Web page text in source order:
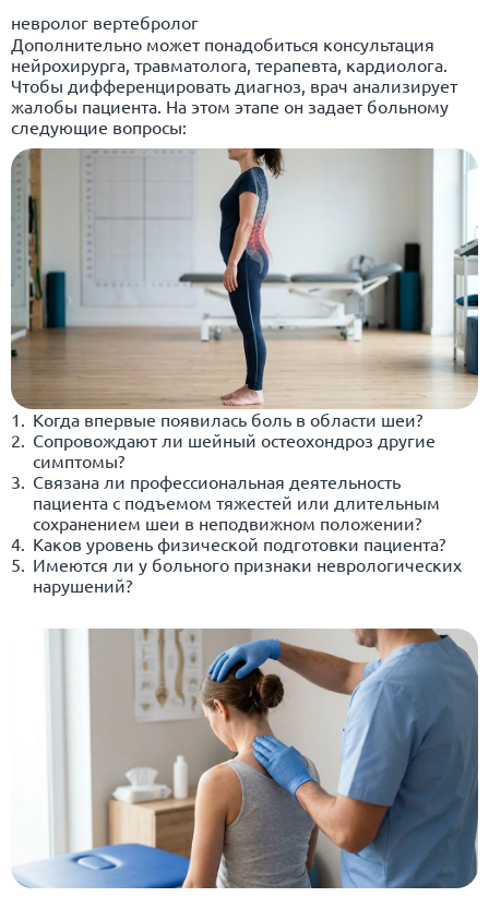
невролог вертебролог
Дополнительно может понадобиться консультация
нейрохирурга, травматолога, терапевта, кардиолога.
Чтобы дифференцировать диагноз, врач анализирует
жалобы пациента. На этом этапе он задает больному
следующие вопросы:
Когда впервые появилась боль в области шеи?
Сопровождают ли шейный остеохондроз другие
симптомы?
Связана ли профессиональная деятельность
пациента с подъемом тяжестей или длительным
сохранением шеи в неподвижном положении?
Каков уровень физической подготовки пациента?
Имеются ли у больного признаки неврологических
нарушений?